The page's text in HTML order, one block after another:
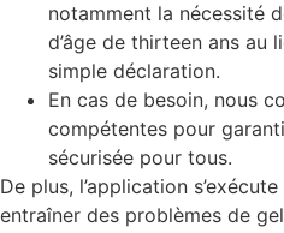
notamment la nécessité
d’âge de thirteen ans au
simple déclaration.
En cas de besoin, nous
compétentes pour
sécurisée pour tous.
De plus, l’application
entraîner des problèmes de